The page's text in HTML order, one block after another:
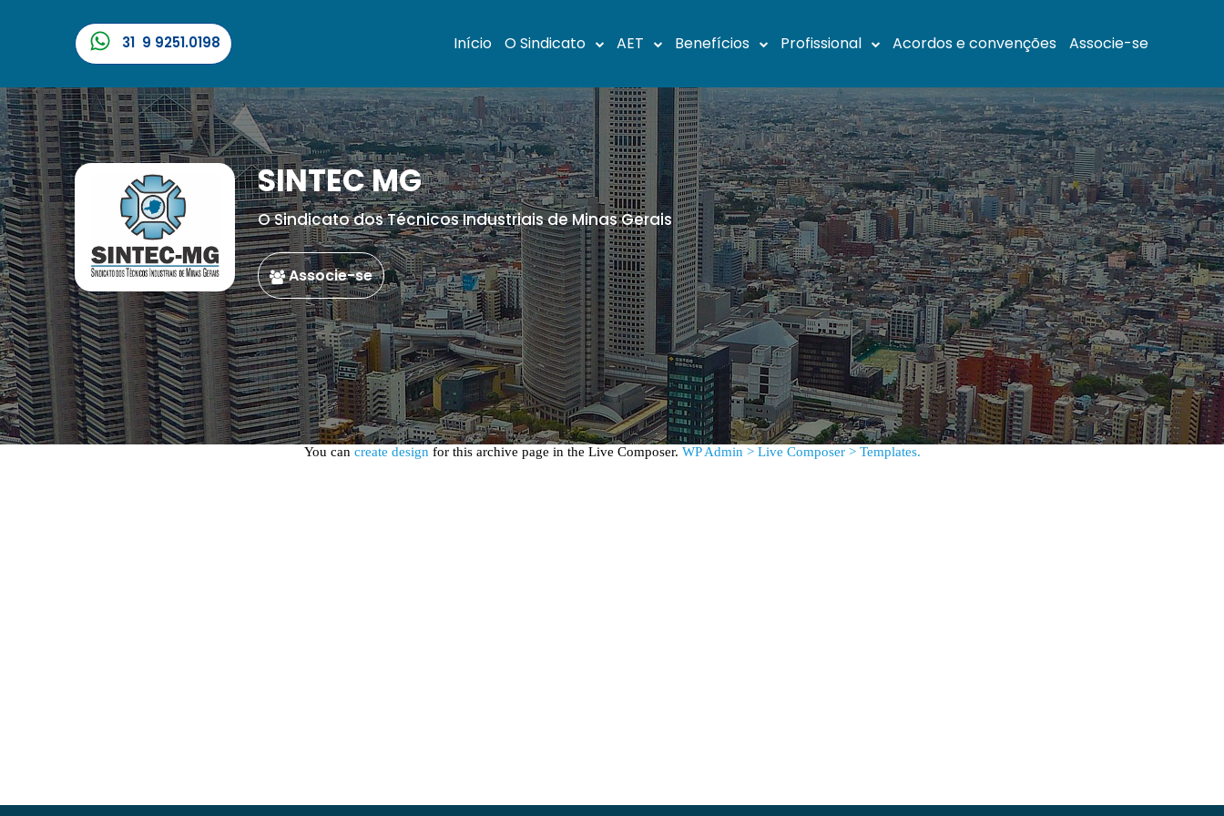
31 9 9251.0198 Início O Sindicato AET Benefícios Profissional Acordos e convenções Associe-se
SINTEC MG
O Sindicato dos Técnicos Industriais de Minas Gerais
Associe-se
You can create design for this archive page in the Live Composer. WP Admin > Live Composer > Templates.